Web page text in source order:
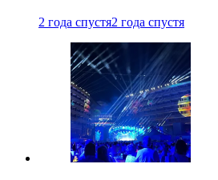
2 года спустя2 года спустя